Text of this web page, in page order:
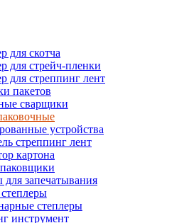
для скотча
для стрейч-пленки
для стреппинг лент
пакетов
сварщики
устройства
стреппинг лент
картона
для запечатывания
степлеры
инструмент